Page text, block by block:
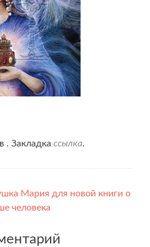
. Закладка ссылка.
Мария для новой книги о
человека